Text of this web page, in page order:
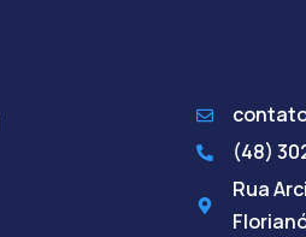
(48)
Rua